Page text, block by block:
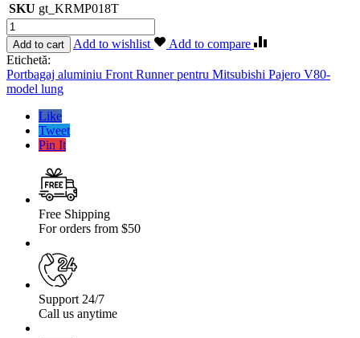
SKU gt_KRMP018T
Cantitate
Portbagaj
aluminiu
Front
Runner
pentru
Mitsubishi
Add to cart Add to wishlist
Add to compare
Etichetă:
Portbagaj aluminiu Front Runner pentru Mitsubishi Pajero V80-
model lung
Like
Tweet
Pin It
Free Shipping
For orders from $50
Support 24/7
Call us anytime